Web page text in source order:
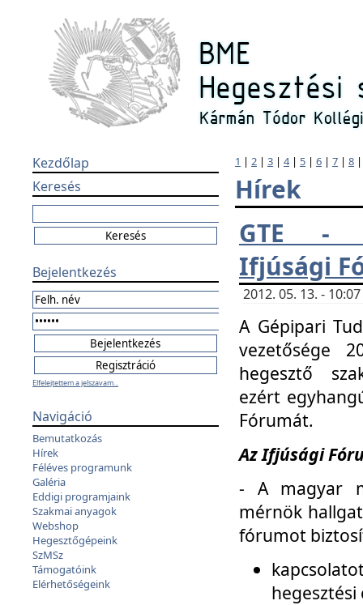
Kezdőlap
Keresés
Bejelentkezés
Elfelejtettem a jelszavam...
Navigáció
Bemutatkozás
Hírek
Féléves programunk
Galéria
Eddigi programjaink
Szakmai anyagok
Webshop
Hegesztőgépeink
SzMSz
Támogatóink
Elérhetőségeink
1 | 2 | 3 | 4| 5 | 6 | 7 | 8
Hírek
GTE -
Ifjúsági
2012. 05. 13. -
A Gépipari
vezetősége
hegesztő
ezért
Fórumát.
Az Ifjúsági
- A magyar
mérnök
fórumot